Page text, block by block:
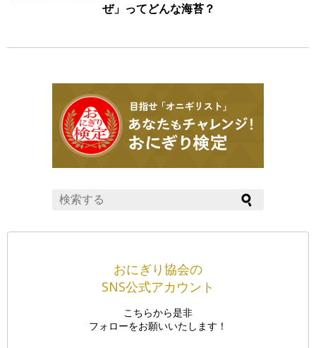
ぜ」ってどんな海苔？
おにぎり協会の
SNS公式アカウント
こちらから是非
フォローをお願いいたします！